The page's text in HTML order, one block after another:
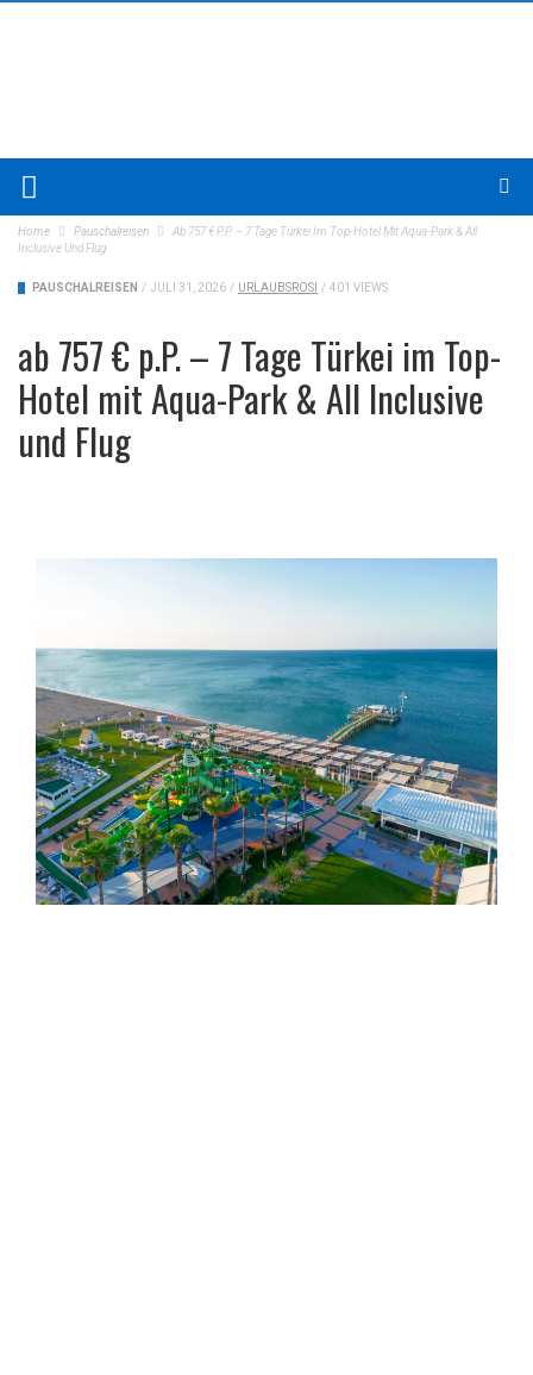
Home Pauschalreisen
Ab 757 € P.P. – 7 Tage Türkei Im Top-Hotel Mit Aqua-Park & All
Inclusive Und Flug
PAUSCHALREISEN / JULI 31, 2026 / URLAUBSROSI / 401 VIEWS
ab 757 € p.P. – 7 Tage Türkei im Top-
Hotel mit Aqua-Park & All Inclusive
und Flug